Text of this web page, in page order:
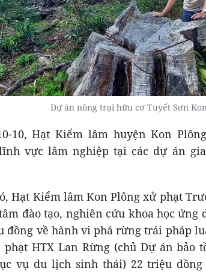
Dự án nông trại hữu cơ Tuyết Sơn
10, Hạt Kiểm lâm huyện Kon
vực lâm nghiệp tại các dự án
Hạt Kiểm lâm Kon Plông xử phạt
đào tạo, nghiên cứu khoa học ứng
đồng về hành vi phá rừng trái pháp
phạt HTX Lan Rừng (chủ Dự án bảo
vụ du lịch sinh thái) 22 triệu